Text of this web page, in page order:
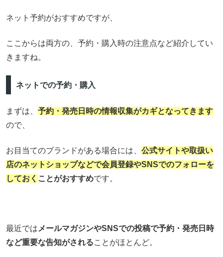
ネット予約がおすすめですが、
ここからは両方の、予約・購入時の注意点など紹介してい
きますね。
ネットでの予約・購入
まずは、 予約・発売日時の情報収集がカギとなってきます
ので、
お目当てのブランドがある場合には、 公式サイトや取扱い
店のネットショップなどで会員登録やSNSでのフォローを
しておく ことがおすすめです。
最近ではメールマガジンやSNSでの投稿で予約・発売日時
など重要な告知がされることがほとんど。